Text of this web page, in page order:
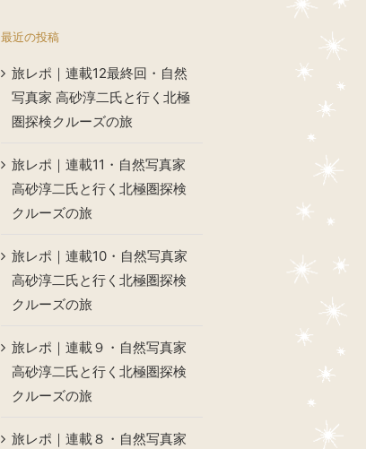
最近の投稿
旅レポ｜連載12最終回・自然
写真家 高砂淳二氏と行く北極
圏探検クルーズの旅
旅レポ｜連載11・自然写真家
高砂淳二氏と行く北極圏探検
クルーズの旅
旅レポ｜連載10・自然写真家
高砂淳二氏と行く北極圏探検
クルーズの旅
旅レポ｜連載９・自然写真家
高砂淳二氏と行く北極圏探検
クルーズの旅
旅レポ｜連載８・自然写真家